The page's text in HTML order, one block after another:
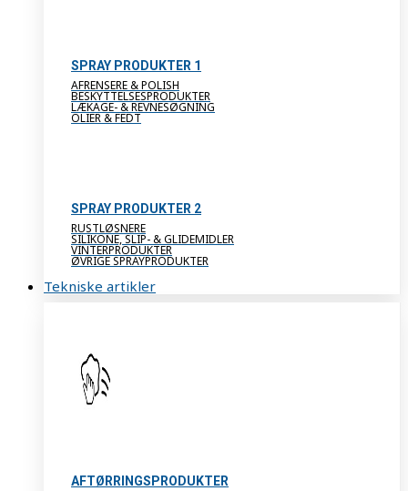
SPRAY PRODUKTER 1
AFRENSERE & POLISH
BESKYTTELSESPRODUKTER
LÆKAGE- & REVNESØGNING
OLIER & FEDT
SPRAY PRODUKTER 2
RUSTLØSNERE
SILIKONE, SLIP- & GLIDEMIDLER
VINTERPRODUKTER
ØVRIGE SPRAYPRODUKTER
Tekniske artikler
AFTØRRINGSPRODUKTER